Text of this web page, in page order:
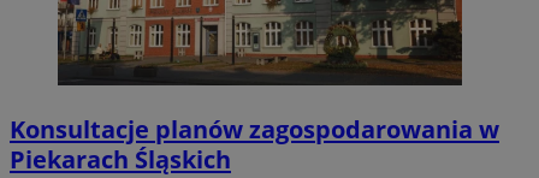
Konsultacje planów zagospodarowania w
Piekarach Śląskich